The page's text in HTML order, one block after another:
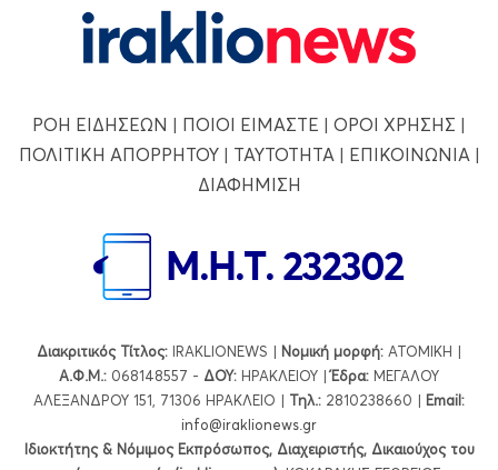
ΡΟΗ ΕΙΔΗΣΕΩΝ | ΠΟΙΟΙ ΕΙΜΑΣΤΕ | ΟΡΟΙ ΧΡΗΣΗΣ |
ΠΟΛΙΤΙΚΗ ΑΠΟΡΡΗΤΟΥ| ΤΑΥΤΟΤΗΤΑ| ΕΠΙΚΟΙΝΩΝΙΑ|
ΔΙΑΦΗΜΙΣΗ
Διακριτικός Τίτλος: IRAKLIONEWS | Νομική μορφή: ΑΤΟΜΙΚΗ |
Α.Φ.Μ.: 068148557 - ΔΟΥ: ΗΡΑΚΛΕΙΟΥ |Έδρα: ΜΕΓΑΛΟΥ
ΑΛΕΞΑΝΔΡΟΥ 151, 71306 ΗΡΑΚΛΕΙΟ | Τηλ.: 2810238660 | Εmail:
info@iraklionews.gr
Ιδιοκτήτης & Νόμιμος Εκπρόσωπος, Διαχειριστής, Δικαιούχος του